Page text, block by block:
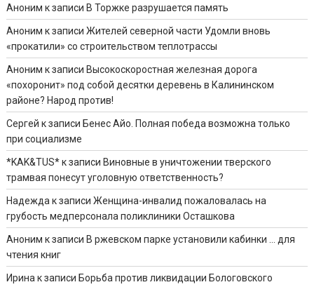
Аноним к записи В Торжке разрушается память
Аноним к записиЖителей северной части Удомли вновь
«прокатили» со строительством теплотрассы
Аноним к записи Высокоскоростная железная дорога
«похоронит» под собой десятки деревень в Калининском
районе? Народ против!
Сергей к записи Бенес Айо. Полная победа возможна только
при социализме
*KAK&TUS*к записи Виновные в уничтожении тверского
трамвая понесут уголовную ответственность?
Надеждак записиЖенщина-инвалид пожаловалась на
грубость медперсонала поликлиники Осташкова
Аноним к записи В ржевском парке установили кабинки … для
чтения книг
Иринак записи Борьба против ликвидации Бологовского